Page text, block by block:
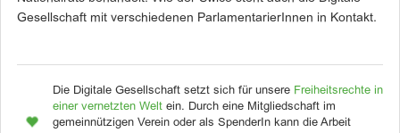
Gesellschaft mit verschiedenen ParlamentarierInnen in Kontakt.
Die Digitale Gesellschaft setzt sich für unsere Freiheitsrechte in
einer vernetzten Welt ein. Durch eine Mitgliedschaft im
gemeinnützigen Verein oder als SpenderIn kann die Arbeit